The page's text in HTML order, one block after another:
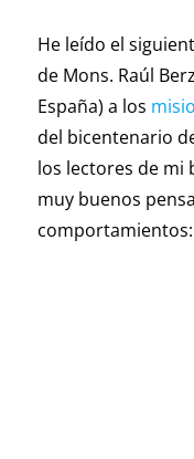
He leído el
de Mons. Raúl
España) a los
del bicentenario
los lectores de mi
muy buenos
comportamientos: